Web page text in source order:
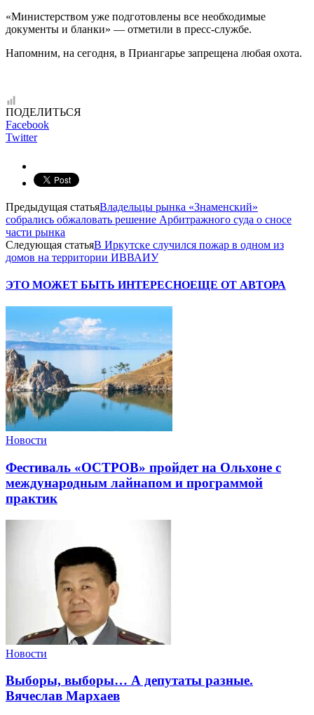
«Министерством уже подготовлены все необходимые
документы и бланки» — отметили в пресс-службе.
Напомним, на сегодня, в Приангарье запрещена любая охота.
ПОДЕЛИТЬСЯ
Facebook
Twitter
Предыдущая статьяВладельцы рынка «Знаменский»
собрались обжаловать решение Арбитражного суда о сносе
части рынка
Следующая статьяВ Иркутске случился пожар в одном из
домов на территории ИВВАИУ
ЭТО МОЖЕТ БЫТЬ ИНТЕРЕСНОЕЩЕ ОТ АВТОРА
Новости
Фестиваль «ОСТРОВ» пройдет на Ольхоне с
международным лайнапом и программой
практик
Новости
Выборы, выборы… А депутаты разные.
Вячеслав Мархаев